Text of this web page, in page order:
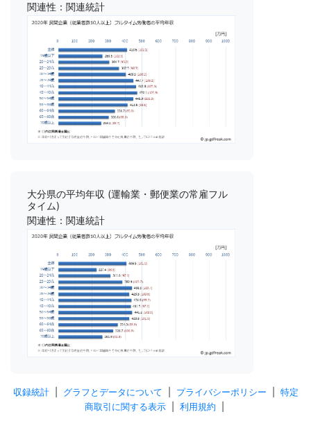
関連性：関連統計
大分県の平均年収 (運輸業・郵便業の常雇フル
タイム)
関連性：関連統計
収録統計| グラフとデータについて プライバシーポリシー
特定
商取引に関する表示| 利用規約